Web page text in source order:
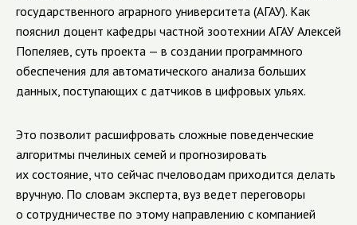
государственного аграрного университета (АГАУ). Как
пояснил доцент кафедры частной зоотехнии АГАУ Алексей
Попеляев, суть проекта — в создании программного
обеспечения для автоматического анализа больших
данных, поступающих с датчиков в цифровых ульях.
Это позволит расшифровать сложные поведенческие
алгоритмы пчелиных семей и прогнозировать
их состояние, что сейчас пчеловодам приходится делать
вручную. По словам эксперта, вуз ведет переговоры
о сотрудничестве по этому направлению с компанией